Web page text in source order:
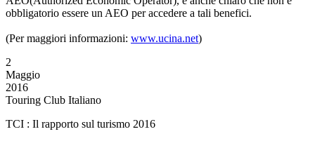
obbligatorio essere un AEO per accedere a tali benefici.
(Per maggiori informazioni: www.ucina.net)
2
Maggio
2016
Touring Club Italiano
TCI : Il rapporto sul turismo 2016